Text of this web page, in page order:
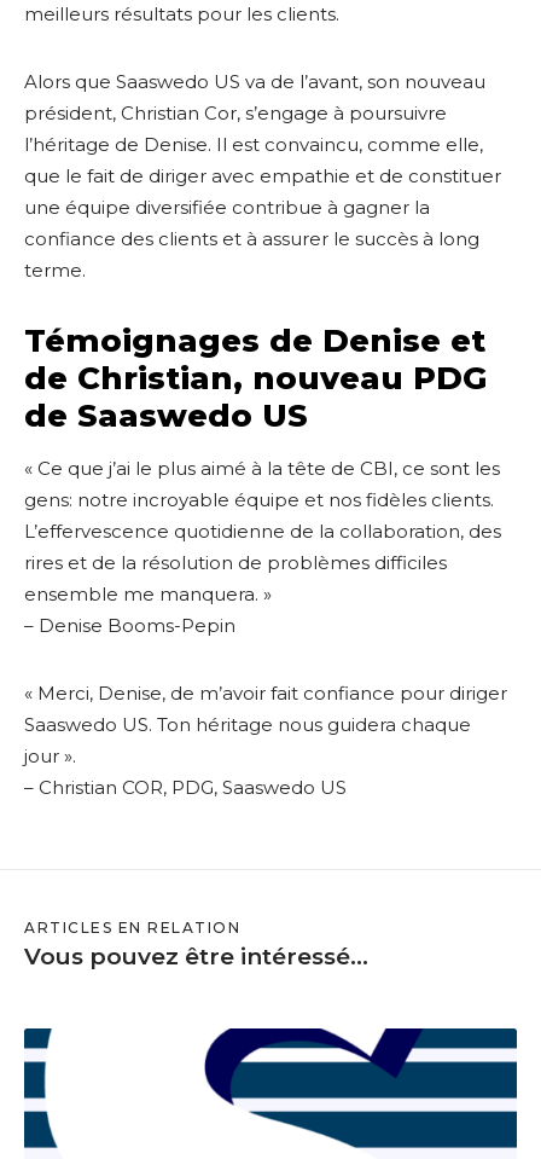
meilleurs résultats pour les clients.
Alors que Saaswedo US va de l’avant, son nouveau
président, Christian Cor, s’engage à poursuivre
l’héritage de Denise. Il est convaincu, comme elle,
que le fait de diriger avec empathie et de constituer
une équipe diversifiée contribue à gagner la
confiance des clients et à assurer le succès à long
terme.
Témoignages de Denise et
de Christian, nouveau PDG
de Saaswedo US
« Ce que j’ai le plus aimé à la tête de CBI, ce sont les
gens: notre incroyable équipe et nos fidèles clients.
L’effervescence quotidienne de la collaboration, des
rires et de la résolution de problèmes difficiles
ensemble me manquera. »
– Denise Booms-Pepin
« Merci, Denise, de m’avoir fait confiance pour diriger
Saaswedo US. Ton héritage nous guidera chaque
jour ».
– Christian COR, PDG, Saaswedo US
ARTICLES EN RELATION
Vous pouvez être intéressé...
S
a